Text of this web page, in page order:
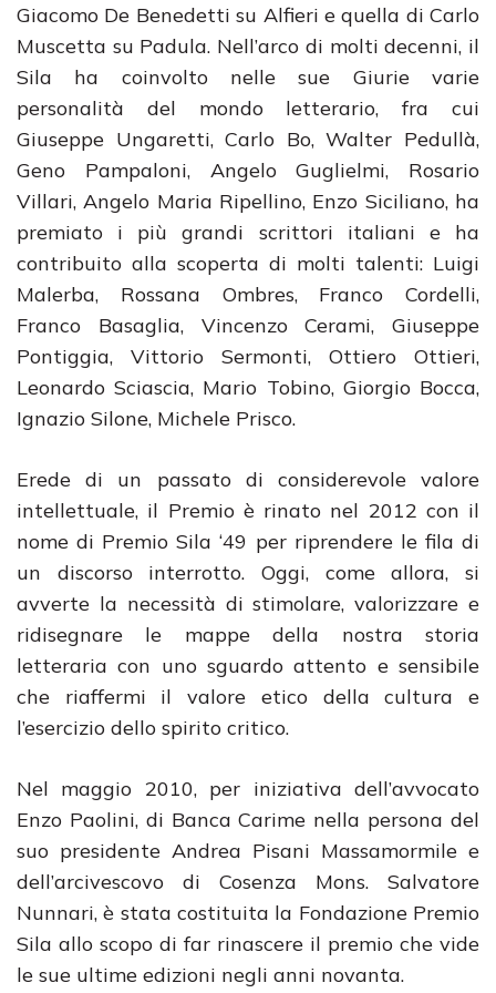
Giacomo De Benedetti su Alfieri e quella di Carlo
Muscetta su Padula. Nell’arco di molti decenni, il
Sila ha coinvolto nelle sue Giurie varie
personalità del mondo letterario, fra cui
Giuseppe Ungaretti, Carlo Bo, Walter Pedullà,
Geno Pampaloni, Angelo Guglielmi, Rosario
Villari, Angelo Maria Ripellino, Enzo Siciliano, ha
premiato i più grandi scrittori italiani e ha
contribuito alla scoperta di molti talenti: Luigi
Malerba, Rossana Ombres, Franco Cordelli,
Franco Basaglia, Vincenzo Cerami, Giuseppe
Pontiggia, Vittorio Sermonti, Ottiero Ottieri,
Leonardo Sciascia, Mario Tobino, Giorgio Bocca,
Ignazio Silone, Michele Prisco.
Erede di un passato di considerevole valore
intellettuale, il Premio è rinato nel 2012 con il
nome di Premio Sila ‘49 per riprendere le fila di
un discorso interrotto. Oggi, come allora, si
avverte la necessità di stimolare, valorizzare e
ridisegnare le mappe della nostra storia
letteraria con uno sguardo attento e sensibile
che riaffermi il valore etico della cultura e
l’esercizio dello spirito critico.
Nel maggio 2010, per iniziativa dell’avvocato
Enzo Paolini, di Banca Carime nella persona del
suo presidente Andrea Pisani Massamormile e
dell’arcivescovo di Cosenza Mons. Salvatore
Nunnari, è stata costituita la Fondazione Premio
Sila allo scopo di far rinascere il premio che vide
le sue ultime edizioni negli anni novanta.